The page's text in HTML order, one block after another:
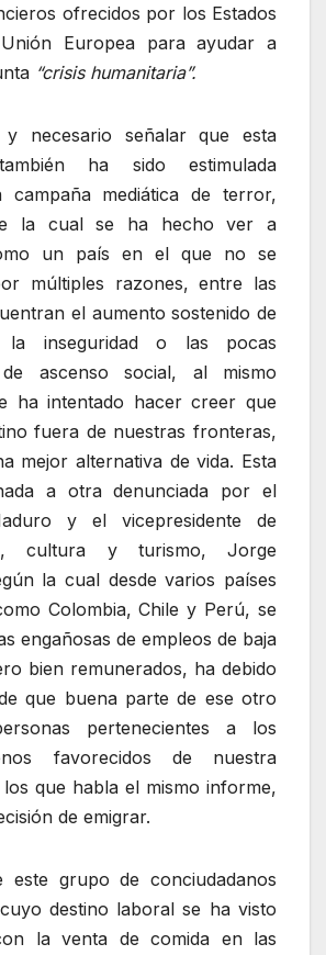
ofrecidos por los Estados
Europea para ayudar a
“crisis humanitaria”.
necesario señalar que esta
ha sido estimulada
campaña mediática de terror,
la cual se ha hecho ver a
un país en el que no se
múltiples razones, entre las
el aumento sostenido de
la inseguridad o las pocas
de ascenso social, al mismo
ha intentado hacer creer que
fuera de nuestras fronteras,
mejor alternativa de vida. Esta
a otra denunciada por el
y el vicepresidente de
cultura y turismo, Jorge
la cual desde varios países
Colombia, Chile y Perú, se
engañosas de empleos de baja
bien remunerados, ha debido
que buena parte de ese otro
pertenecientes a los
favorecidos de nuestra
que habla el mismo informe,
de emigrar.
este grupo de conciudadanos
destino laboral se ha visto
la venta de comida en las